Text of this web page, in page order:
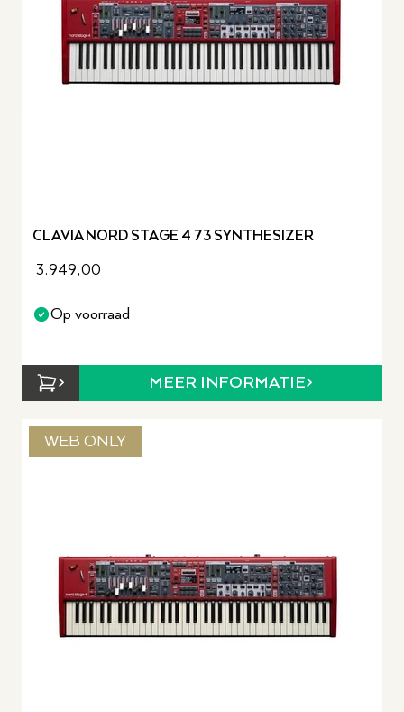
CLAVIA NORD STAGE 4 73 SYNTHESIZER
3.949,00
Op voorraad
MEER INFORMATIE
WEB ONLY